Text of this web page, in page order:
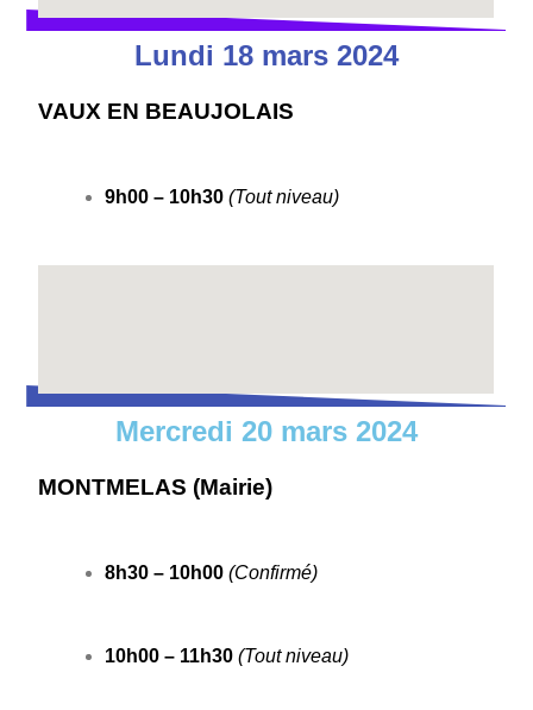
Lundi 18 mars 2024
VAUX EN BEAUJOLAIS
9h00 – 10h30(Tout niveau)
Mercredi 20 mars 2024
MONTMELAS (Mairie)
8h30 – 10h00(Confirmé)
10h00 – 11h30(Tout niveau)